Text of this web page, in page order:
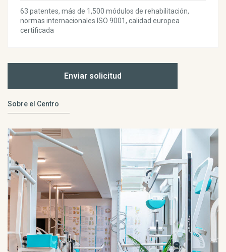
63 patentes, más de 1,500 módulos de rehabilitación,
normas internacionales ISO 9001, calidad europea
certificada
Enviar solicitud
Sobre el Centro